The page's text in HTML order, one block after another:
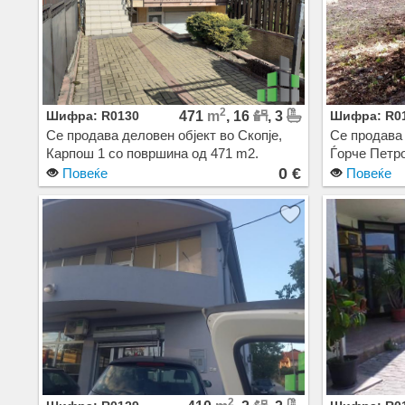
Шифра: R0130 471 m2, 16
, 3
Се продава деловен објект во Скопје,
Карпош 1 со површина од 471 m2.
Екстра: Клима, Греење на струја, Нова
Зграда, Гаража, Паркинг. Цена: 0 EUR
Повеќе 0 €
Шифра:
Се продава
Ѓорче
Екстра:
Повеќе
2